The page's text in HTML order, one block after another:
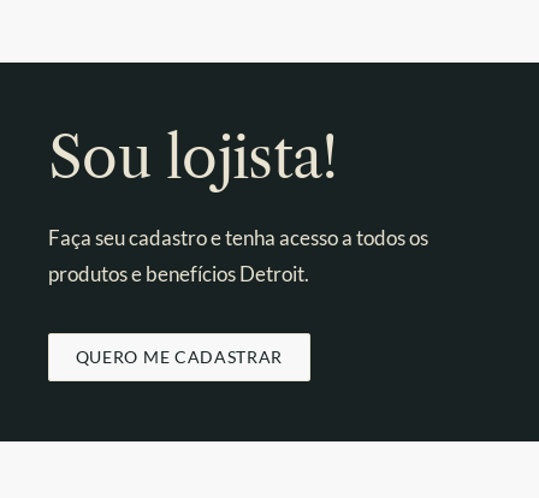
Sou lojista!
Faça seu cadastro e tenha acesso a todos os
produtos e benefícios Detroit.
QUERO ME CADASTRAR